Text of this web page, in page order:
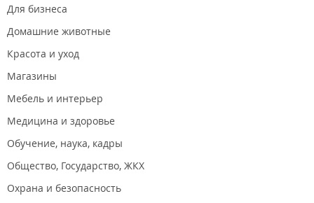
Для бизнеса
Домашние животные
Красота и уход
Магазины
Мебель и интерьер
Медицина и здоровье
Обучение, наука, кадры
Общество, Государство, ЖКХ
Охрана и безопасность